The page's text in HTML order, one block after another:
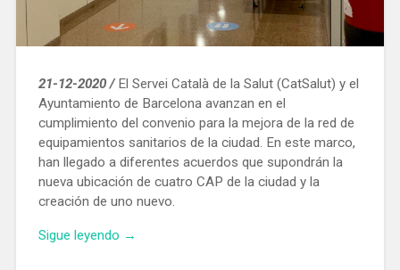
21-12-2020 / El Servei Català de la Salut (CatSalut) y el
Ayuntamiento de Barcelona avanzan en el
cumplimiento del convenio para la mejora de la red de
equipamientos sanitarios de la ciudad. En este marco,
han llegado a diferentes acuerdos que supondrán la
nueva ubicación de cuatro CAP de la ciudad y la
creación de uno nuevo.
Sigue leyendo «Acuerdo
→